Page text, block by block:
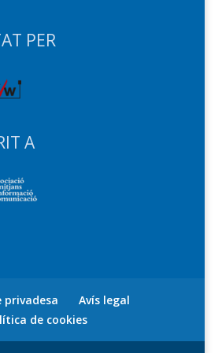
PER
A
privadesa
Avís legal
de cookies